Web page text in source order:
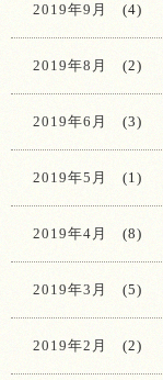
2019年9月 (4)
2019年8月 (2)
2019年6月 (3)
2019年5月 (1)
2019年4月 (8)
2019年3月 (5)
2019年2月 (2)